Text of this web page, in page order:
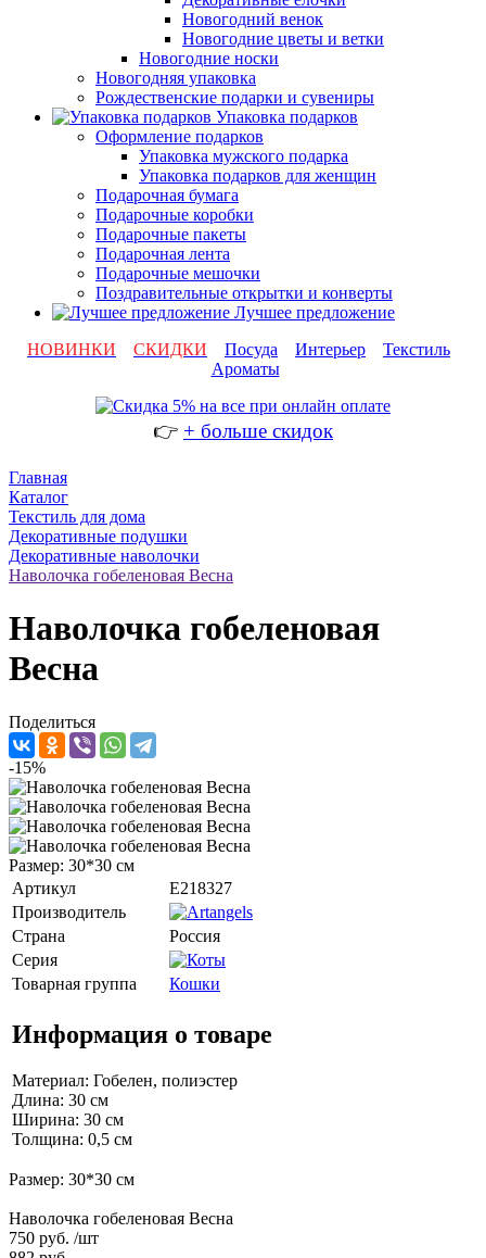
Новогодний венок
Новогодние цветы и ветки
Новогодние носки
Новогодняя упаковка
Рождественские подарки и сувениры
Упаковка подарков
Оформление подарков
Упаковка мужского подарка
Упаковка подарков для женщин
Подарочная бумага
Подарочные коробки
Подарочные пакеты
Подарочная лента
Подарочные мешочки
Поздравительные открытки и конверты
Лучшее предложение
НОВИНКИ
СКИДКИ Посуда Интерьер
Текстиль
Ароматы
👉 + больше скидок
Главная
Каталог
Текстиль для дома
Декоративные подушки
Декоративные наволочки
Наволочка гобеленовая Весна
Наволочка гобеленовая
Весна
Поделиться
-15%
Размер: 30*30 см
Артикул
E218327
Производитель
Страна
Россия
Серия
Товарная группа
Кошки
Информация о товаре
Материал: Гобелен, полиэстер
Длина: 30 см
Ширина: 30 см
Толщина: 0,5 см
Размер: 30*30 см
Наволочка гобеленовая Весна
750 руб. /шт